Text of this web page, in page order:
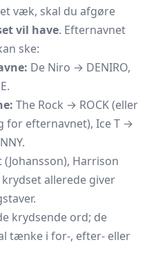
væk, skal du afgøre
vil have. Efternavnet
ske:
De Niro → DENIRO,
The Rock → ROCK (eller
for efternavnet), Ice T →
(Johansson), Harrison
allerede giver
krydsende ord; de
tænke i for-, efter- eller